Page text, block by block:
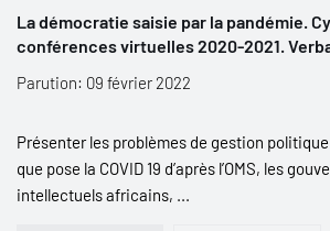
La démocratie saisie par la pandémie.
conférences virtuelles 2020-2021.
Parution: 09 février 2022
Présenter les problèmes de gestion
que pose la COVID 19 d’après l’OMS, les
intellectuels africains, ...